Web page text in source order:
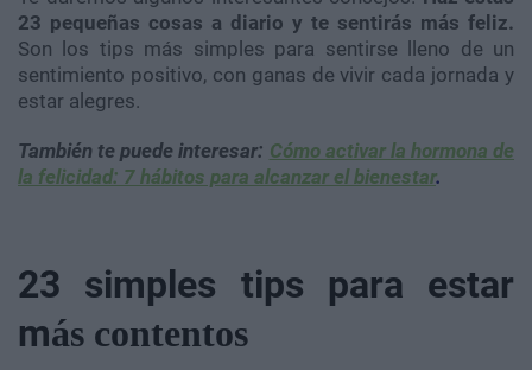
23 pequeñas cosas a diario y te sentirás más feliz.
Son los tips más simples para sentirse lleno de un
sentimiento positivo, con ganas de vivir cada jornada y
estar alegres.
También te puede interesar: Cómo activar la hormona de
la felicidad: 7 hábitos para alcanzar el bienestar.
23 simples tips para estar
más contentos